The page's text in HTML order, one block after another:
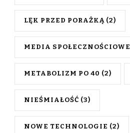
LĘK PRZED PORAŻKĄ (2)
MEDIA SPOŁECZNOŚCIOWE
METABOLIZM PO 40 (2)
NIEŚMIAŁOŚĆ (3)
NOWE TECHNOLOGIE (2)